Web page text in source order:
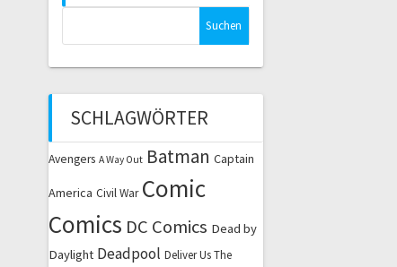
SCHLAGWÖRTER
Avengers A Way Out Batman Captain
America Civil War Comic
Comics DC Comics Dead by
Daylight Deadpool Deliver Us The